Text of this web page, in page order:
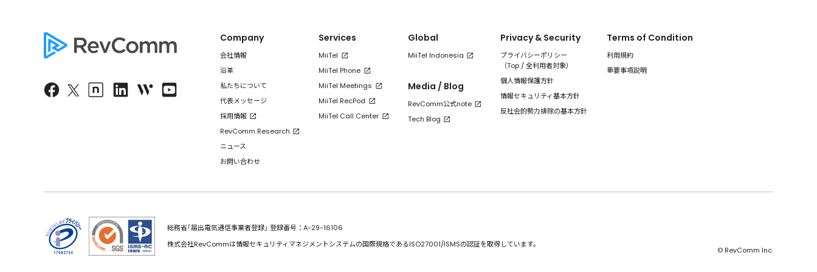
Company
会社情報
沿革
私たちについて
代表メッセージ
採用情報
RevComm Research
ニュース
お問い合わせ
Services
MiiTel
MiiTel Phone
MiiTel Meetings
MiiTel RecPod
MiiTel Call Center
Global
MiiTel Indonesia
Media / Blog
RevComm公式note
Tech Blog
Privacy & Security
プライバシーポリシー
（Top /全利用者対象）
個人情報保護方針
情報セキュリティ基本方針
反社会的勢力排除の基本方針
Terms of Condition
利用規約
重要事項説明
総務省｢届出電気通信事業者登録｣ 登録番号：A-29-16106
株式会社RevCommは情報セキュリティマネジメントシステムの国際規格であるISO27001/ISMSの認証を取得しています。
© RevComm Inc.